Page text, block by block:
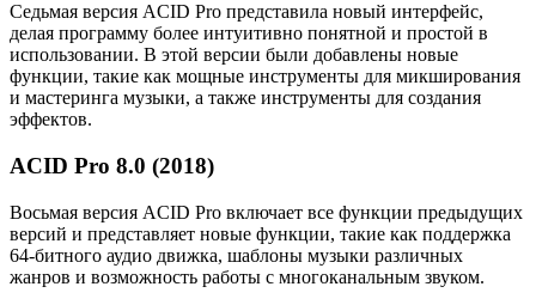
Седьмая версия ACID Pro представила новый интерфейс,
делая программу более интуитивно понятной и простой в
использовании. В этой версии были добавлены новые
функции, такие как мощные инструменты для микширования
и мастеринга музыки, а также инструменты для создания
эффектов.
ACID Pro 8.0 (2018)
Восьмая версия ACID Pro включает все функции предыдущих
версий и представляет новые функции, такие как поддержка
64-битного аудио движка, шаблоны музыки различных
жанров и возможность работы с многоканальным звуком.